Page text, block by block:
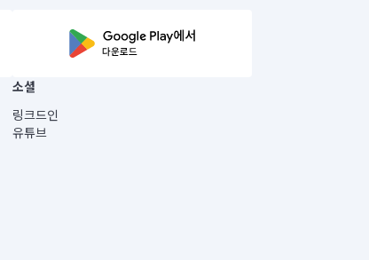
소셜
링크드인
유튜브